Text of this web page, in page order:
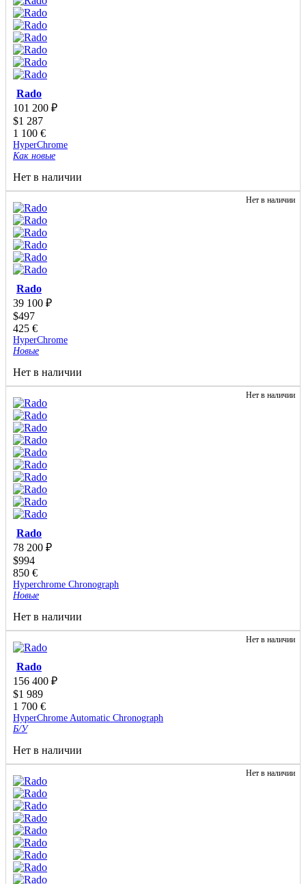
Rado
101 200 ₽
$1 287
1 100 €
HyperChrome
Как новые
Нет в наличии
Нет в наличии
Rado
39 100 ₽
$497
425 €
HyperChrome
Новые
Нет в наличии
Нет в наличии
Rado
78 200 ₽
$994
850 €
Hyperchrome Chronograph
Новые
Нет в наличии
Нет в наличии
Rado
156 400 ₽
$1 989
1 700 €
HyperChrome Automatic Chronograph
Б/У
Нет в наличии
Нет в наличии